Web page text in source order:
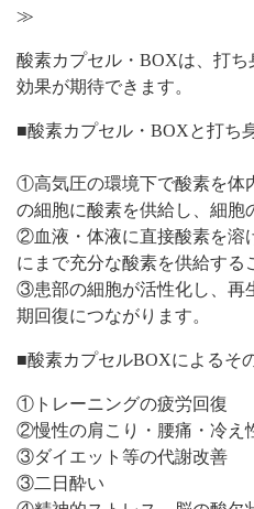
≫
酸素カプセル・BOXは、打
効果が期待できます。
■酸素カプセル・BOXと打ち
①高気圧の環境下で酸素を体
の細胞に酸素を供給し、細胞
②血液・体液に直接酸素を溶
にまで充分な酸素を供給する
③患部の細胞が活性化し、再
期回復につながります。
■酸素カプセルBOXによるそ
①トレーニングの疲労回復
②慢性の肩こり・腰痛・冷え
③ダイエット等の代謝改善
③二日酔い